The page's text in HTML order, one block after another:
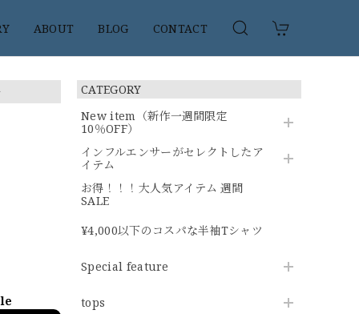
ABOUT BLOG CONTACT
CATEGORY
New item（新作一週間限定
10％OFF）
インフルエンサーがセレクトしたア
イテム
お得！！！大人気アイテム 週間
SALE
¥4,000以下のコスパな半袖Tシャツ
Special feature
tops